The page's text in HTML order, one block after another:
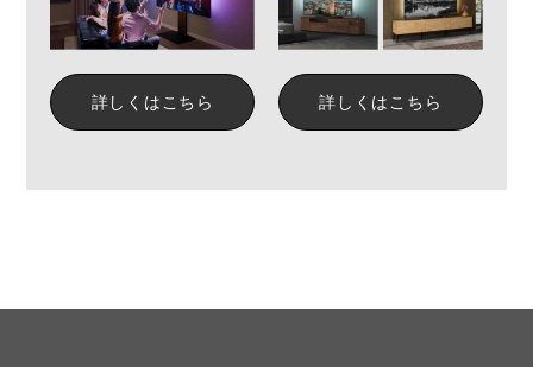
詳しくはこちら 詳しくはこちら